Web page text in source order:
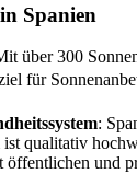
Spanien
über 300
für
:
ist qualitativ
öffentlichen und